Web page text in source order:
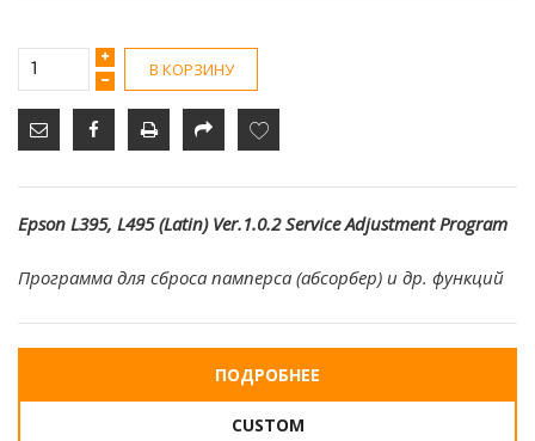
В КОРЗИНУ
Epson L395, L495 (Latin) Ver.1.0.2 Service Adjustment Program
Программа для сброса памперса (абсорбер) и др. функций
ПОДРОБНЕЕ
CUSTOM